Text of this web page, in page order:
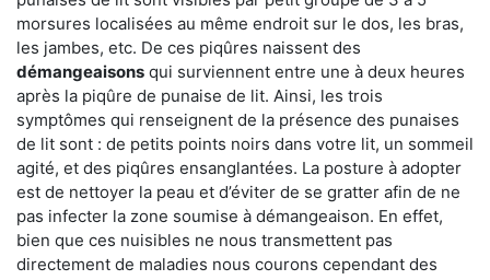
morsures localisées au même endroit sur le dos, les bras,
les jambes, etc. De ces piqûres naissent des
démangeaisons qui surviennent entre une à deux heures
après la piqûre de punaise de lit. Ainsi, les trois
symptômes qui renseignent de la présence des punaises
de lit sont : de petits points noirs dans votre lit, un sommeil
agité, et des piqûres ensanglantées. La posture à adopter
est de nettoyer la peau et d’éviter de se gratter afin de ne
pas infecter la zone soumise à démangeaison. En effet,
bien que ces nuisibles ne nous transmettent pas
directement de maladies nous courons cependant des